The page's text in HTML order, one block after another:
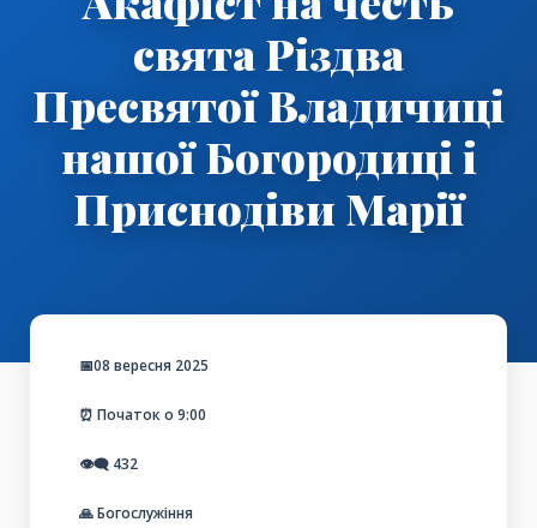
свята Різдва
Пресвятої Владичиці
нашої Богородиці і
Приснодіви Марії
📅08 вересня 2025
⏰ Початок о 9:00
👁️‍🗨️ 432
🙏 Богослужіння